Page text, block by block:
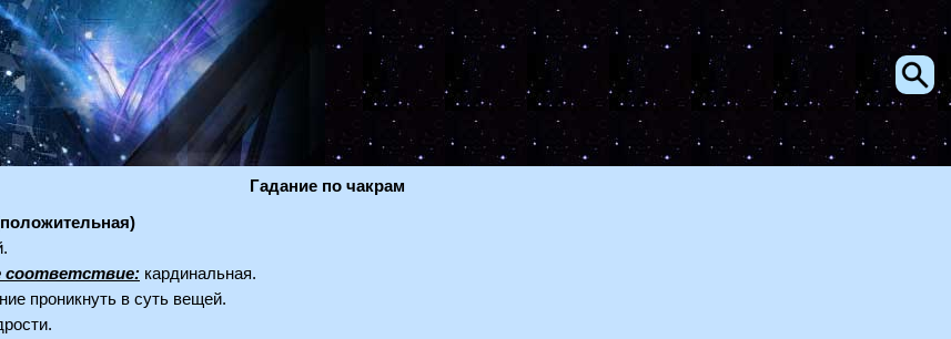
Гадание по чакрам
соответствие: кардинальная.
проникнуть в суть вещей.